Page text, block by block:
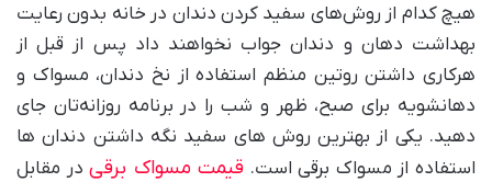
هیچ کدام از روش‌های سفید کردن دندان در خانه بدون رعایت
بهداشت دهان و دندان جواب نخواهند داد پس از قبل از
هرکاری داشتن روتین منظم استفاده از نخ دندان، مسواک و
دهانشویه برای صبح، ظهر و شب را در برنامه روزانه‌تان جای
دهید. یکی از بهترین روش های سفید نگه داشتن دندان ها
استفاده از مسواک برقی است. قیمت مسواک برقیدر مقابل